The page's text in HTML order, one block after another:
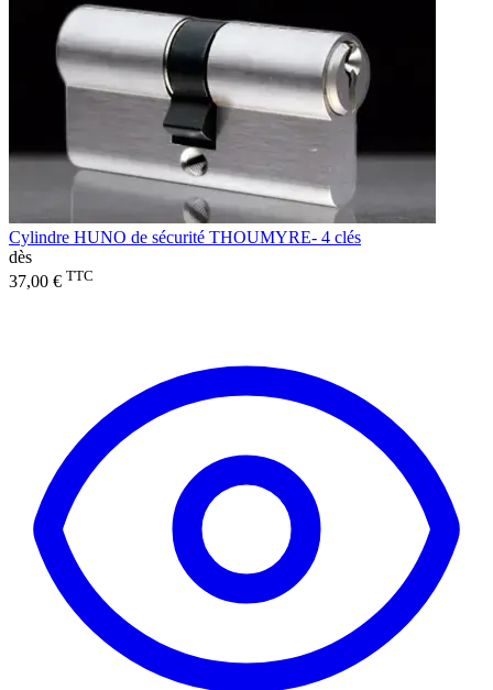
Cylindre HUNO de sécurité THOUMYRE- 4 clés
dès
37,00 € TTC